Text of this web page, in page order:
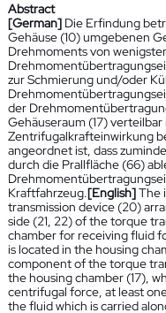
Abstract
[German] Die Erfindung
Gehäuse (10) umgebenen
Drehmoments von
zur Schmierung und/oder
der
Gehäuseraum (17)
Zentrifugalkrafteinwirkung
angeordnet ist, dass
durch die Prallfläche (66)
Kraftfahrzeug.[English]The
transmission device (20)
side (21, 22) of the torque
chamber for receiving fluid
is located in the housing
component of the torque
the housing chamber (17),
centrifugal force, at least
the fluid which is carried